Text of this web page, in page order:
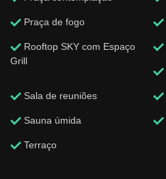
Praça de fogo
Rooftop SKY com Espaço
Grill
Sala de reuniões
Sauna úmida
Terraço